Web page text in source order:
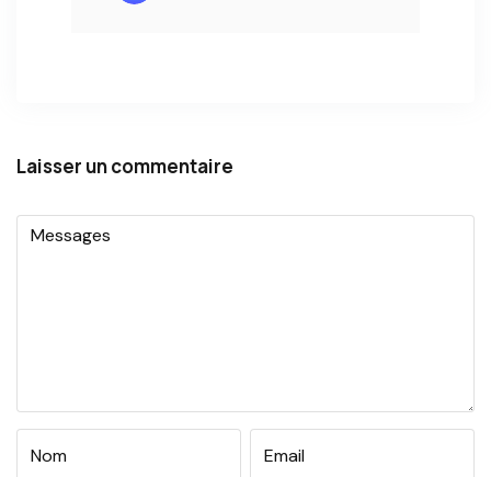
Laisser un commentaire